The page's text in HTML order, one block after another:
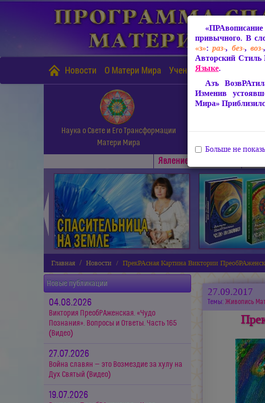
Новости О Матери Мира Учение Матери Мира
Наука о Свете и Его Трансформации
Матери Мира
Явлениe Матери Мира
◄
Главная Новости ПрекРАсная Картина Виктории
Новые публикации
04.08.2026
Виктория ПреобРАженская. «Чудо
Познания». Вопросы и Ответы. Часть 165
(Видео)
27.07.2026
Война славян — это Возмездие за хулу на
Дух Святый (Видео)
19.07.2026
27.09.2017
Темы: Живопись
привычного. В
«з»:раз-, без-, воз-
Авторский Стиль
Языке.
Азъ
Изменив
Мира»
Больше не